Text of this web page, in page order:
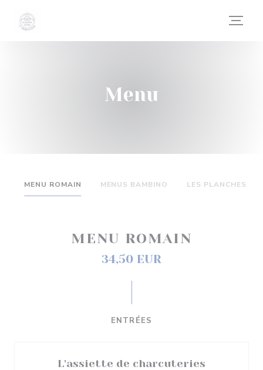
Menu
MENU ROMAIN MENUS BAMBINO LES PLANCHES
MENU ROMAIN
34,50 EUR
ENTRÉES
L'assiette de charcuteries